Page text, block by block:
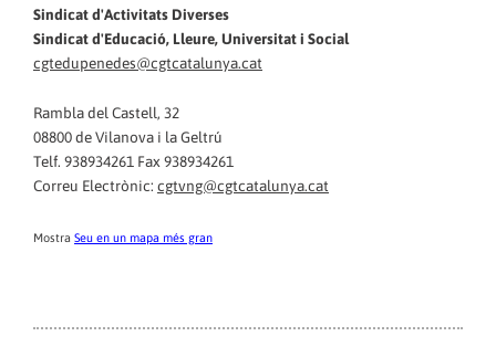
Sindicat d'Activitats Diverses
Sindicat d'Educació, Lleure, Universitat i Social
cgtedupenedes@cgtcatalunya.cat
Rambla del Castell, 32
08800 de Vilanova i la Geltrú
Telf. 938934261 Fax 938934261
Correu Electrònic: cgtvng@cgtcatalunya.cat
Mostra Seu en un mapa més gran